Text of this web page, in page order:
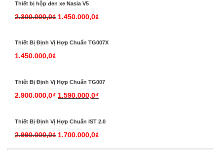
Thiết bị hộp đen xe Nasia V5
2.300.000,0₫ 1.450.000,0₫
Thiết Bị Định Vị Hợp Chuẩn TG007X
1.450.000,0₫
Thiết Bị Định Vị Hợp Chuẩn TG007
2.900.000,0₫ 1.590.000,0₫
Thiết Bị Định Vị Hợp Chuẩn IST 2.0
2.990.000,0₫ 1.700.000,0₫